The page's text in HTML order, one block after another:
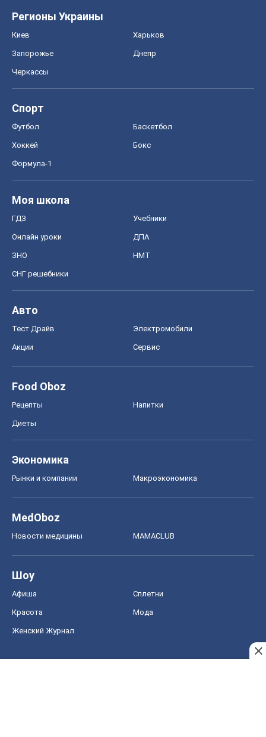
Регионы Украины
Киев Харьков
Запорожье Днепр
Черкассы
Спорт
Футбол Баскетбол
Хоккей Бокс
Формула-1
Моя школа
ГДЗ Учебники
Онлайн уроки ДПА
ЗНО НМТ
СНГ решебники
Авто
Тест Драйв Электромобили
Акции Сервис
Food Oboz
Рецепты Напитки
Диеты
Экономика
Рынки и компании Mакроэкономика
MedOboz
Новости медицины MAMACLUB
Шоу
Афиша Сплетни
Красота Мода
Женский Журнал